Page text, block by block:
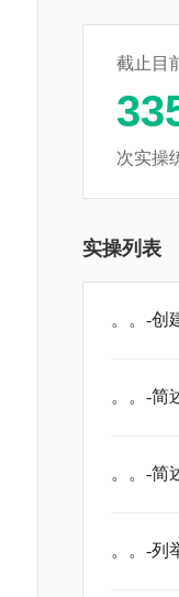
截止目
次实操
实操列表
。。-创
。。-简
。。-简
。。-列